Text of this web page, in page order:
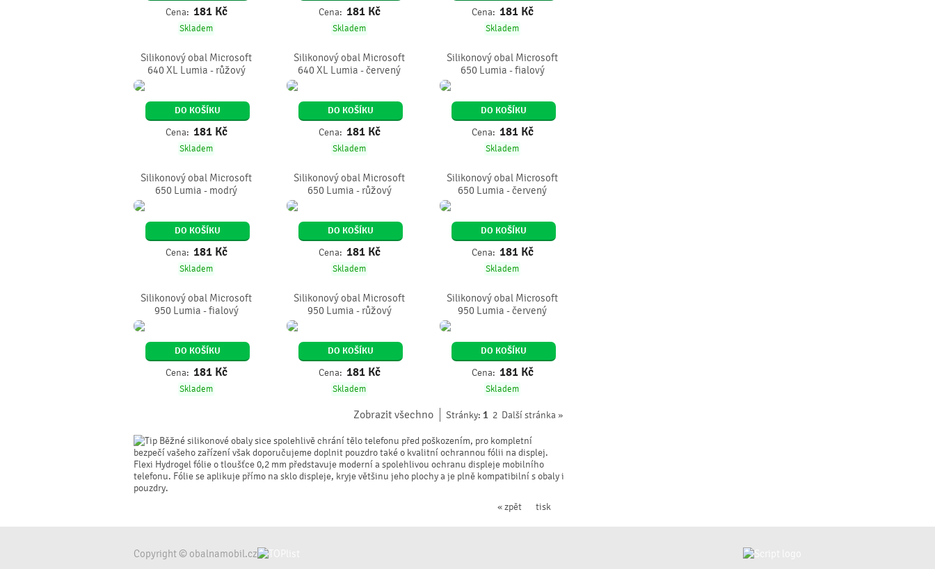
Cena: 181 Kč
Skladem
Cena: 181 Kč
Skladem
Cena: 181 Kč
Skladem
Silikonový obal Microsoft
640 XL Lumia - růžový
DO KOŠÍKU
Cena: 181 Kč
Skladem
Silikonový obal Microsoft
640 XL Lumia - červený
DO KOŠÍKU
Cena: 181 Kč
Skladem
Silikonový obal Microsoft
650 Lumia - fialový
DO KOŠÍKU
Cena: 181 Kč
Skladem
Silikonový obal Microsoft
650 Lumia - modrý
DO KOŠÍKU
Cena: 181 Kč
Skladem
Silikonový obal Microsoft
650 Lumia - růžový
DO KOŠÍKU
Cena: 181 Kč
Skladem
Silikonový obal Microsoft
650 Lumia - červený
DO KOŠÍKU
Cena: 181 Kč
Skladem
Silikonový obal Microsoft
950 Lumia - fialový
DO KOŠÍKU
Cena: 181 Kč
Skladem
Silikonový obal Microsoft
950 Lumia - růžový
DO KOŠÍKU
Cena: 181 Kč
Skladem
Silikonový obal Microsoft
950 Lumia - červený
DO KOŠÍKU
Cena: 181 Kč
Skladem
Zobrazit všechno Stránky: 1 2 Další stránka »
Běžné silikonové obaly sice spolehlivě chrání tělo telefonu před poškozením, pro kompletní
bezpečí vašeho zařízení však doporučujeme doplnit pouzdro také o kvalitní ochrannou fólii na displej.
Flexi Hydrogel fólie o tloušťce 0,2 mm představuje moderní a spolehlivou ochranu displeje mobilního
telefonu. Fólie se aplikuje přímo na sklo displeje, kryje většinu jeho plochy a je plně kompatibilní s obaly i
pouzdry.
tisk
« zpět
Copyright © obalnamobil.cz